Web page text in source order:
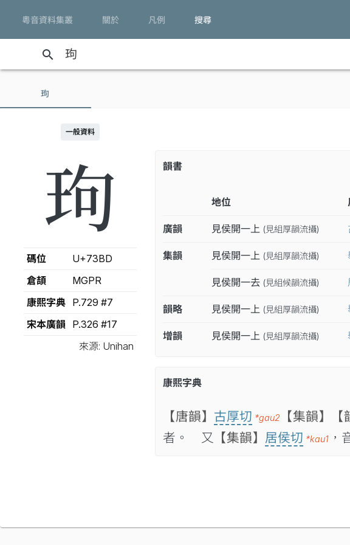
粵音資料集叢 關於 凡例 搜尋
search
玽
一般資料
玽
碼位
U+73BD
倉頡
MGPR
康熙字典
P.729 #7
宋本廣韻
P.326 #17
來源: Unihan
韻書
地位
廣韻 見侯開一上 (見組厚韻流攝)
集韻 見侯開一上 (見組厚韻流攝)
見侯開一去 (見組候韻流攝)
韻略 見侯開一上 (見組厚韻流攝)
增韻 見侯開一上 (見組厚韻流攝)
康熙字典
【唐韻】 古厚切 *gau2 【集韻】
者。 又
【集韻】 居侯切 *kau1 ，